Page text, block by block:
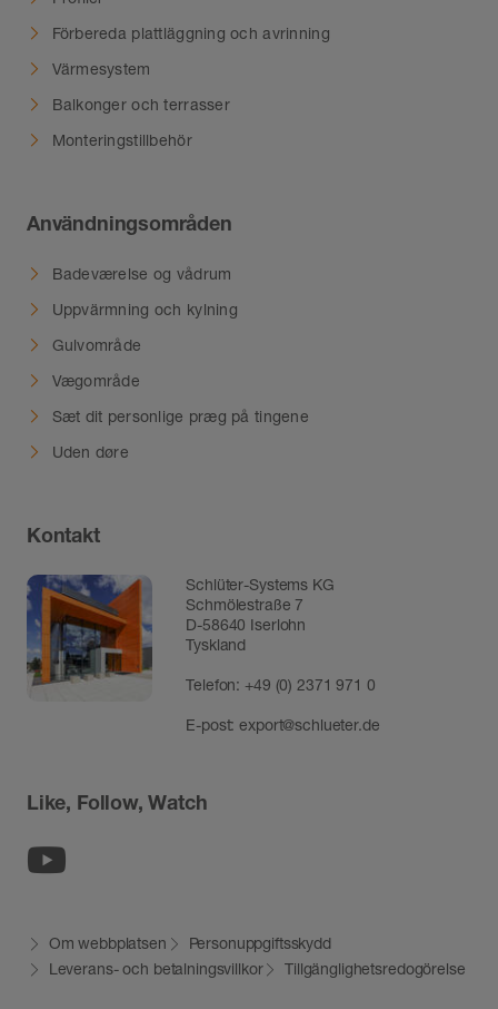
Förbereda plattläggning och avrinning
Värmesystem
Balkonger och terrasser
Monteringstillbehör
Användningsområden
Badeværelse og vådrum
Uppvärmning och kylning
Gulvområde
Vægområde
Sæt dit personlige præg på tingene
Uden døre
Kontakt
Schlüter-Systems KG
Schmölestraße 7
D-58640 Iserlohn
Tyskland
Telefon:+49 (0) 2371 971 0
E-post:export@schlueter.de
Like, Follow, Watch
Om webbplatsen
Personuppgiftsskydd
Leverans- och betalningsvillkor
Tillgänglighetsredogörelse